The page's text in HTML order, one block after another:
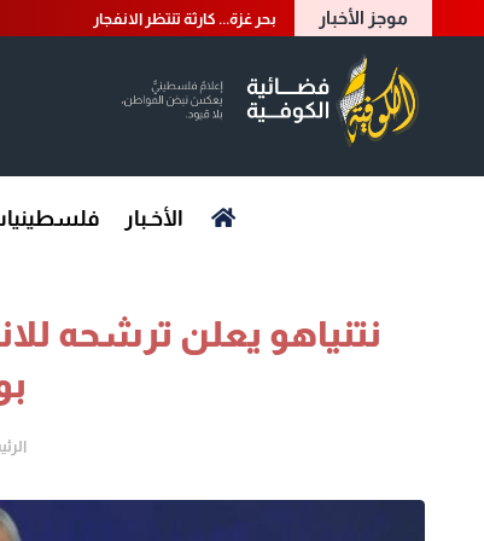
موجز الأخبار بحر غزة... كارثة تنتظر الانفجار
الأخـبار
نتنياهو يعلن ترشحه